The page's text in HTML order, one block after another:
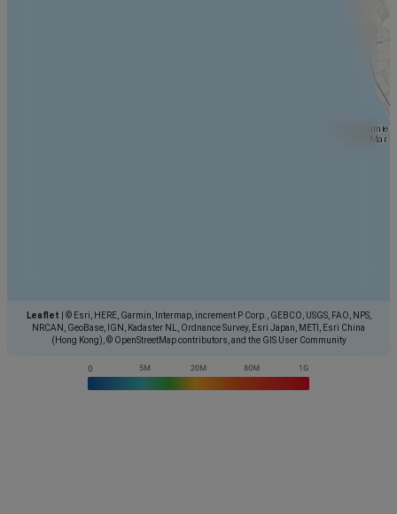
Leaflet
© Esri, HERE, Garmin, Intermap, increment P Corp., GEBCO, USGS, FAO, NPS,
NRCAN, GeoBase, IGN, Kadaster NL, Ordnance Survey, Esri Japan, METI, Esri China
(Hong Kong), © OpenStreetMap contributors, and the GIS User Community